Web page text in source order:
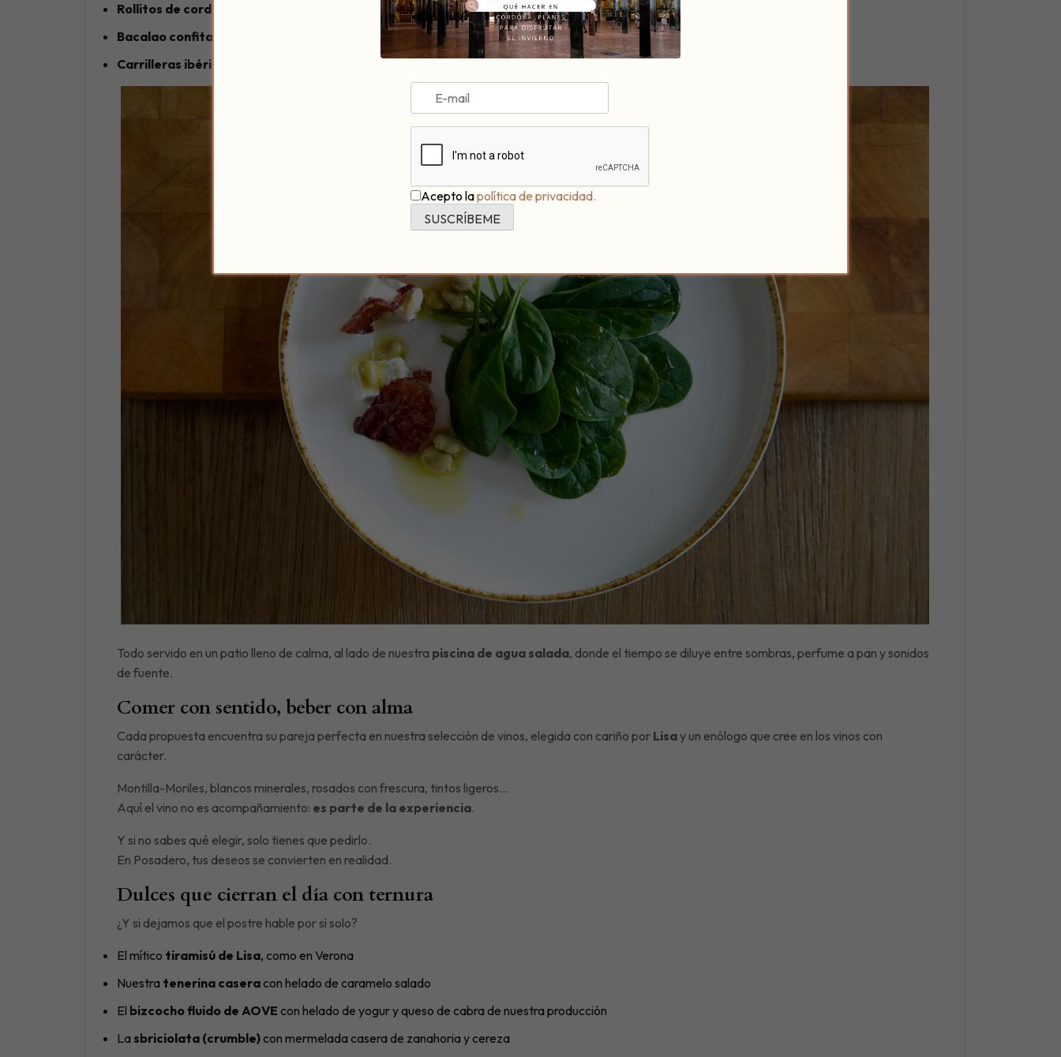
Rollitos de cordero
Bacalao confitado
con romero sobre hinojo y aceite de azahar
Carrilleras ibéricas
Todo servido en un patio lleno de calma, al lado de nuestra piscina de agua salada, donde el tiempo se diluye entre sombras, perfume a pan y sonidos
de fuente.
Comer con sentido, beber con alma
Cada propuesta encuentra su pareja perfecta en nuestra selección de vinos, elegida con cariño por Lisay un enólogo que cree en los vinos con
carácter.
Montilla-Moriles, blancos minerales, rosados con frescura, tintos ligeros…
Aquí el vino no es acompañamiento: es parte de la experiencia.
Y si no sabes qué elegir, solo tienes que pedirlo.
En Posadero, tus deseos se convierten en realidad.
Dulces que cierran el día con ternura
¿Y si dejamos que el postre hable por sí solo?
El mítico tiramisú de Lisa, como en Verona
Nuestra tenerina caseracon helado de caramelo salado
El bizcocho fluido de AOVE con helado de yogur y queso de cabra de nuestra producción
Lasbriciolata (crumble)con mermelada casera de zanahoria y cereza
Acepto lapolítica de privacidad.